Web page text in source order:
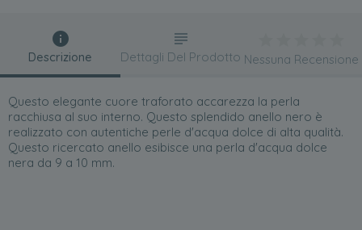
Descrizione
Questo elegante cuore traforato accarezza la perla
racchiusa al suo interno. Questo splendido anello nero è
realizzato con autentiche perle d'acqua dolce di alta qualità.
Questo ricercato anello esibisce una perla d'acqua dolce
nera da 9 a 10 mm.
Dettagli Del Prodotto Nessuna Recensione